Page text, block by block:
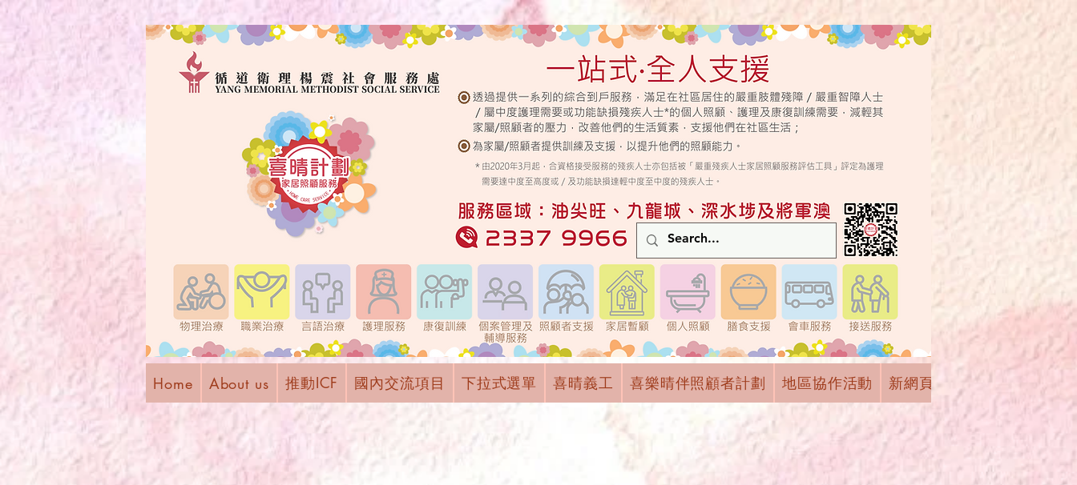
Home About us 推動ICF 國內交流項目 下拉式選單 喜晴義工 喜樂晴伴照顧者計劃 地區協作活動 新網頁 下拉式選單